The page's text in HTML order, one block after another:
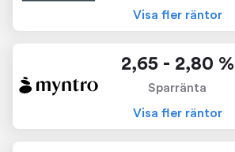
Visa fler räntor
2,65 - 2,80 %
Sparränta
Visa fler räntor